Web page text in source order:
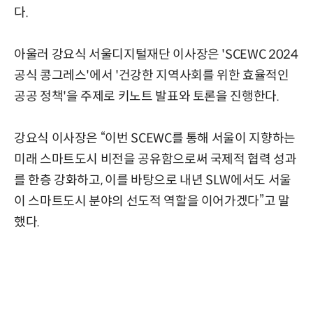
다.
아울러 강요식 서울디지털재단 이사장은 'SCEWC 2024
공식 콩그레스'에서 '건강한 지역사회를 위한 효율적인
공공 정책'을 주제로 키노트 발표와 토론을 진행한다.
강요식 이사장은 “이번 SCEWC를 통해 서울이 지향하는
미래 스마트도시 비전을 공유함으로써 국제적 협력 성과
를 한층 강화하고, 이를 바탕으로 내년 SLW에서도 서울
이 스마트도시 분야의 선도적 역할을 이어가겠다”고 말
했다.